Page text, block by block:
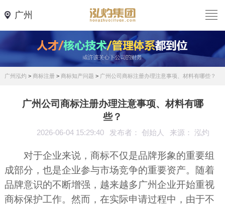
广州
广州泓灼 > 商标注册> 商标知产问题 > 广州公司商标注册办理注意事项、材料有哪些？
广州公司商标注册办理注意事项、材料有哪
些？
2026-06-04 15:29:40 发布者： 创始人 来源： 泓灼
对于企业来说，商标不仅是品牌形象的重要组
成部分，也是企业参与市场竞争的重要资产。随着
品牌意识的不断增强，越来越多广州企业开始重视
商标保护工作。然而，在实际申请过程中，由于不